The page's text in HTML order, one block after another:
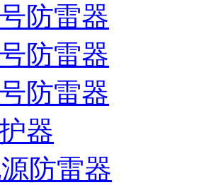
防雷器
防雷器
防雷器
器
防雷器